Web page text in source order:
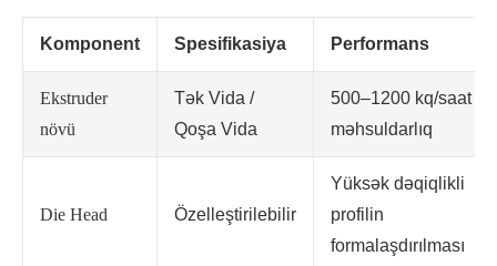
Komponent Spesifikasiya Performans
Ekstruder
növü
Tək Vida /
Qoşa Vida
500–1200 kq/saat
məhsuldarlıq
Die Head Özelleştirilebilir
Yüksək dəqiqlikli
profilin
formalaşdırılması